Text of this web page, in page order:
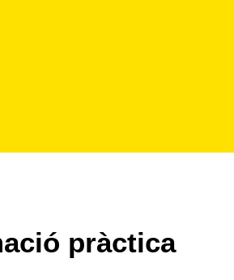
pràctica